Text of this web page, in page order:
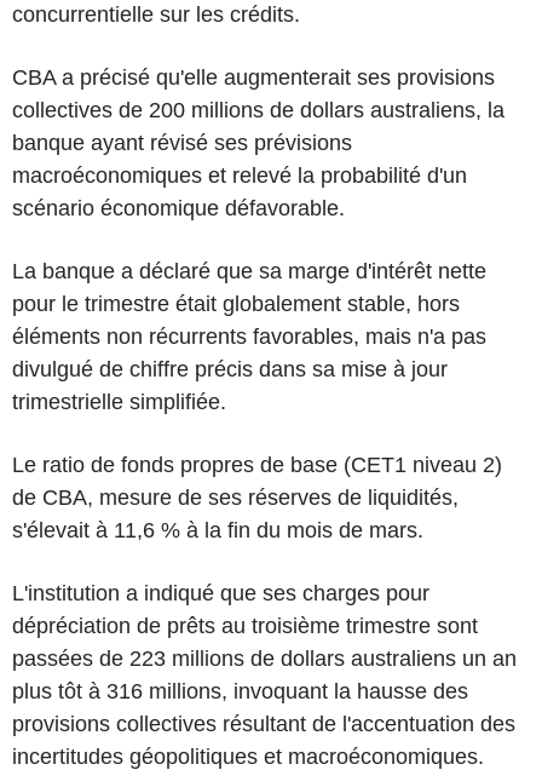
concurrentielle sur les crédits.
CBA a précisé qu'elle augmenterait ses provisions
collectives de 200 millions de dollars australiens, la
banque ayant révisé ses prévisions
macroéconomiques et relevé la probabilité d'un
scénario économique défavorable.
La banque a déclaré que sa marge d'intérêt nette
pour le trimestre était globalement stable, hors
éléments non récurrents favorables, mais n'a pas
divulgué de chiffre précis dans sa mise à jour
trimestrielle simplifiée.
Le ratio de fonds propres de base (CET1 niveau 2)
de CBA, mesure de ses réserves de liquidités,
s'élevait à 11,6 % à la fin du mois de mars.
L'institution a indiqué que ses charges pour
dépréciation de prêts au troisième trimestre sont
passées de 223 millions de dollars australiens un an
plus tôt à 316 millions, invoquant la hausse des
provisions collectives résultant de l'accentuation des
incertitudes géopolitiques et macroéconomiques.